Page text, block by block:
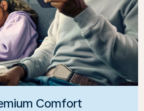
Comfort